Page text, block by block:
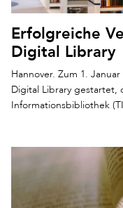
Erfolgreiche
Digital Library
Hannover. Zum 1.
Digital Library gestartet,
Informationsbibliothek